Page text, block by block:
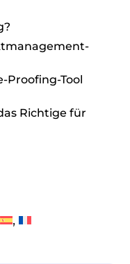
Proofing-Tool
Richtige für